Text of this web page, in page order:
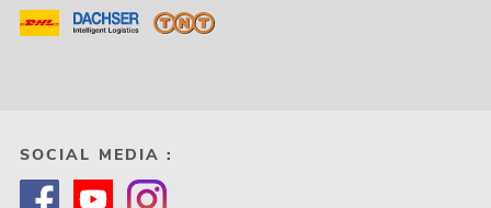
SOCIAL MEDIA :